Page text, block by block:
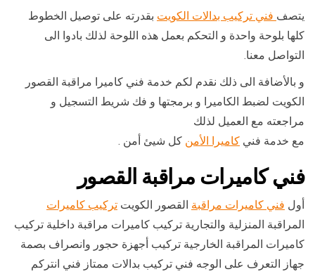
يتصف فني تركيب بدالات الكويت بقدرته على توصيل الخطوط
كلها بلوحة واحدة و التحكم بعمل هذه اللوحة لذلك بادوا الى
التواصل معنا.
و بالأضافة الى ذلك نقدم لكم خدمة فني كاميرا مراقبة القصور
الكويت لضبط الكاميرا و برمجتها و فك شريط التسجيل و
مراجعته مع العميل لذلك
مع خدمة فني كاميرا الأمن كل شيئ أمن .
فني كاميرات مراقبة القصور
أول فني كاميرات مراقبة القصور الكويت تركيب كاميرات
المراقبة المنزلية والتجارية تركيب كاميرات مراقبة داخلية تركيب
كاميرات المراقبة الخارجية تركيب أجهزة حجور وانصراف بصمة
جهاز التعرف على الوجه فني تركيب بدالات ممتاز فني انتركم